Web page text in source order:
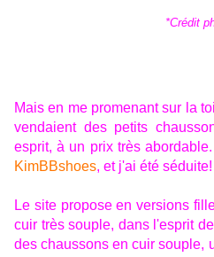
*Crédit
Mais en me promenant sur la
vendaient des petits
esprit, à un prix très
KimBBshoes, et j'ai été séduite!
Le site propose en versions
cuir très souple, dans l'esprit
des chaussons en cuir souple,